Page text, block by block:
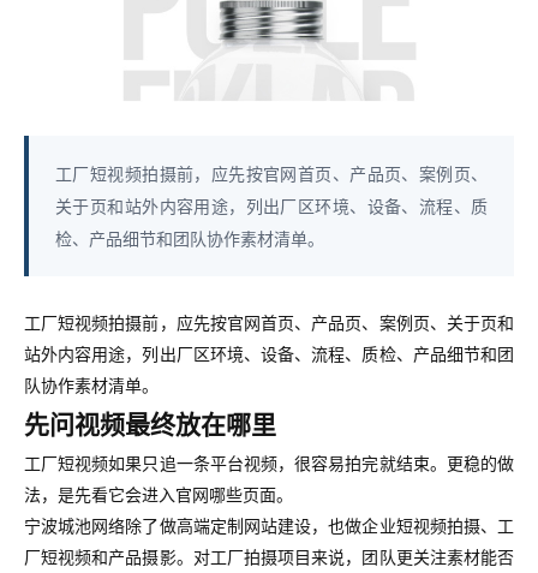
工厂短视频拍摄前，应先按官网首页、产品页、案例页、
关于页和站外内容用途，列出厂区环境、设备、流程、质
检、产品细节和团队协作素材清单。
工厂短视频拍摄前，应先按官网首页、产品页、案例页、关于页和
站外内容用途，列出厂区环境、设备、流程、质检、产品细节和团
队协作素材清单。
先问视频最终放在哪里
工厂短视频如果只追一条平台视频，很容易拍完就结束。更稳的做
法，是先看它会进入官网哪些页面。
宁波城池网络除了做高端定制网站建设，也做企业短视频拍摄、工
厂短视频和产品摄影。对工厂拍摄项目来说，团队更关注素材能否